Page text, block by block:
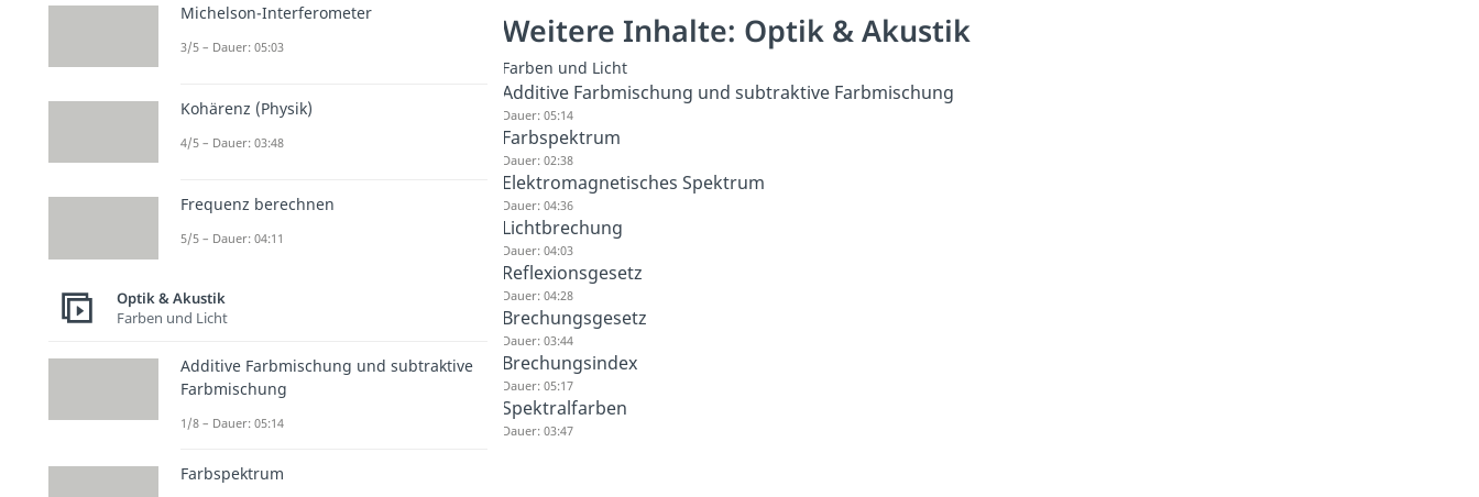
Weitere Inhalte: Optik & Akustik
Farben und Licht
Additive Farbmischung und subtraktive Farbmischung
Dauer: 05:14
Farbspektrum
Dauer: 02:38
Elektromagnetisches Spektrum
Dauer: 04:36
Lichtbrechung
Dauer: 04:03
Reflexionsgesetz
Dauer: 04:28
Brechungsgesetz
Dauer: 03:44
Brechungsindex
Dauer: 05:17
Spektralfarben
Dauer: 03:47
Michelson-Interferometer
3/5 – Dauer: 05:03
Kohärenz (Physik)
4/5 – Dauer: 03:48
Frequenz berechnen
5/5 – Dauer: 04:11
Optik & Akustik
Farben und Licht
Additive Farbmischung und subtraktive
Farbmischung
1/8 – Dauer: 05:14
Farbspektrum